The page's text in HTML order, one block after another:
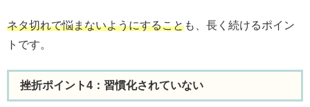
ネタ切れで悩まないようにすることも、長く続けるポイン
トです。
挫折ポイント4：習慣化されていない